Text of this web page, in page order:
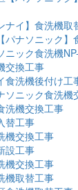
ナイ】食洗機取
パナソニック】
ニック食洗機
交換工事
食洗機後付け
ソニック食洗機
洗機交換工事
替工事
機交換工事
設工事
機交換工事
機取替工事